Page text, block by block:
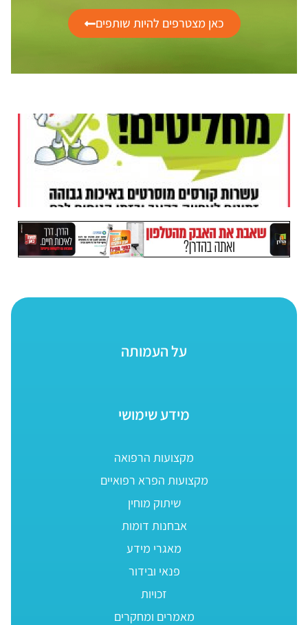
כאן מצטרפים להיות שותפים
על העמותה
מידע שימושי
מקצועות הרפואה
מקצועות הפרא רפואיים
שיתוק מוחין
אבחנות דומות
מאגרי מידע
פנאי ובידור
זכויות
מאמרים ומחקרים